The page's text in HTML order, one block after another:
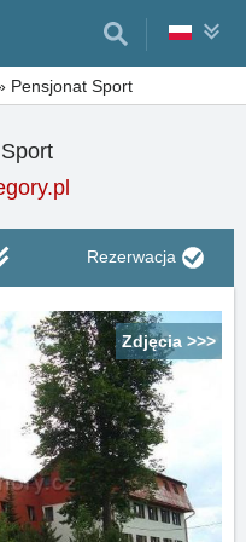
Pensjonat Sport
Rezerwacja
Zdjęcia >>>